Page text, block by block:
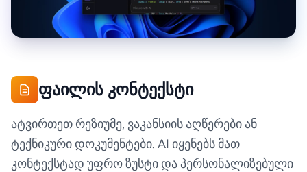
ფაილის კონტექსტი
ატვირთეთ რეზიუმე, ვაკანსიის აღწერები ან
ტექნიკური დოკუმენტები. AI იყენებს მათ
კონტექსტად უფრო ზუსტი და პერსონალიზებული